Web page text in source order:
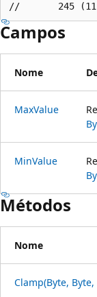
Campos
Nome
MaxValue
MinValue
Métodos
Nome
Clamp(Byte, Byte,